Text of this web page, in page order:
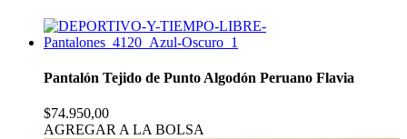
Pantalón Tejido de Punto Algodón Peruano Flavia
$74.950,00
AGREGAR A LA BOLSA